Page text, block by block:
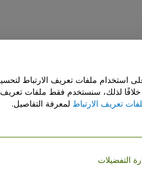
بنا
تفاصيل الشركة
استخدام ملفات تعريف الارتباط
خلافًا لذلك، سنستخدم فقط ملفات تعريف
تعريف الارتباط لمعرفة التفاصيل.
التفضيلات